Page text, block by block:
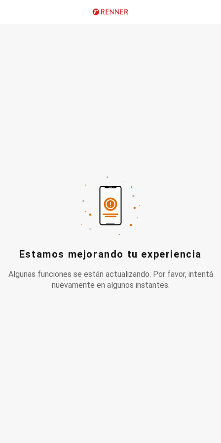
Estamos mejorando tu experiencia
Algunas funciones se están actualizando. Por favor, intentá
nuevamente en algunos instantes.